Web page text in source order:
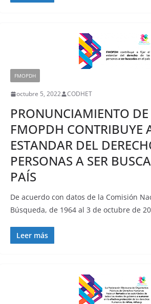
FMOPDH
octubre 5, 2022 CODHET
PRONUNCIAMIENTO
FMOPDH CONTRIBUYE
ESTANDAR DEL
PERSONAS A SER
PAÍS
De acuerdo con datos de la Comisión
Búsqueda, de 1964 al 3 de octubre de
Leer más